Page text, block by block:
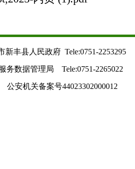
新丰县人民政府 Tele:0751-2253295
务数据管理局 Tele:0751-2265022
公安机关备案号44023302000012